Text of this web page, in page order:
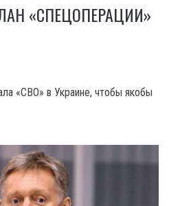
«СПЕЦОПЕРАЦИИ»
«СВО» в Украине, чтобы якобы